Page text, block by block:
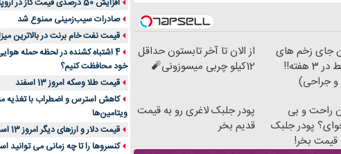
جای زخم های
قدیمی، فقط در 3 هفته!!
و جراحی)
از الان تا آخر تابستون حداقل
12کیلو چربی میسوزونی🧨
راحت و بی
پودر جلبک
قیمت بخر!
پودر جلبک لاغری رو به قیمت
قدیم بخر
افزایش 50 درصدی قیمت گاز در اروپا
صادرات سیب‌زمینی ممنوع شد
قیمت نفت خام برنت در بالاترین
4 اشتباه کشنده در لحظه حمله
خود محافظت کنیم؟
قیمت طلا وسکه امروز 13 اسفند
ویتامین‌ها
قیمت دلار و ارزهای دیگر امروز 13 اسفند
کنسروها را تا چه زمانی می توانید